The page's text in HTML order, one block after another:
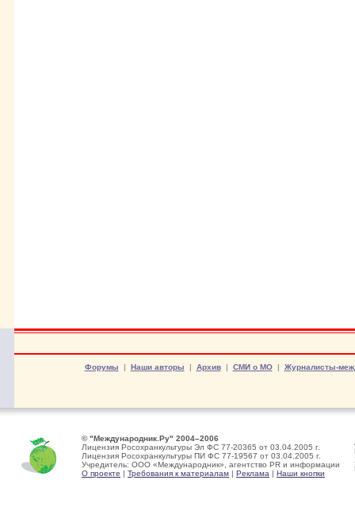
Форумы | Наши авторы | Архив| СМИ о МО| Журналисты-
© "Международник.Ру" 2004–2006
Лицензия Росохранкультуры Эл ФС 77-20365 от 03.04.2005 г.
Лицензия Росохранкультуры ПИ ФС 77-19567 от 03.04.2005 г.
Учредитель: ООО «Международник», агентство PR и информации
О проекте | Требования к материалам | Реклама | Наши кнопки